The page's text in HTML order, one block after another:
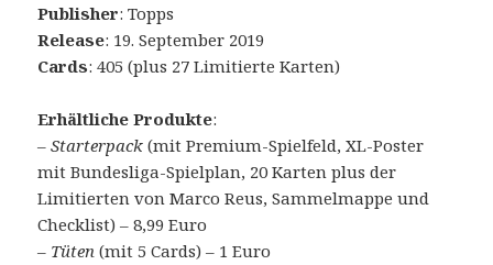
Publisher: Topps
Release: 19. September 2019
Cards: 405 (plus 27 Limitierte Karten)
Erhältliche Produkte:
–Starterpack (mit Premium-Spielfeld, XL-Poster
mit Bundesliga-Spielplan, 20 Karten plus der
Limitierten von Marco Reus, Sammelmappe und
Checklist) – 8,99 Euro
– Tüten (mit 5 Cards) – 1 Euro